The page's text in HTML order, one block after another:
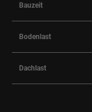
Bauzeit
Bodenlast
Dachlast